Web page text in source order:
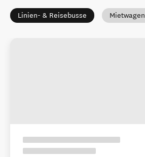
Linien- & Reisebusse Mietwagen